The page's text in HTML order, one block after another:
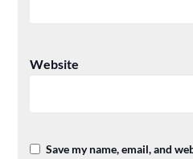
Website
Save my name, email, and